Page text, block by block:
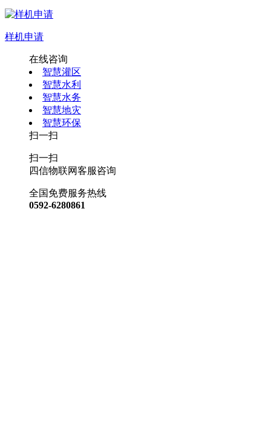
样机申请
在线咨询
智慧灌区
智慧水利
智慧水务
智慧地灾
智慧环保
扫一扫
扫一扫
四信物联网客服咨询
全国免费服务热线
0592-6280861